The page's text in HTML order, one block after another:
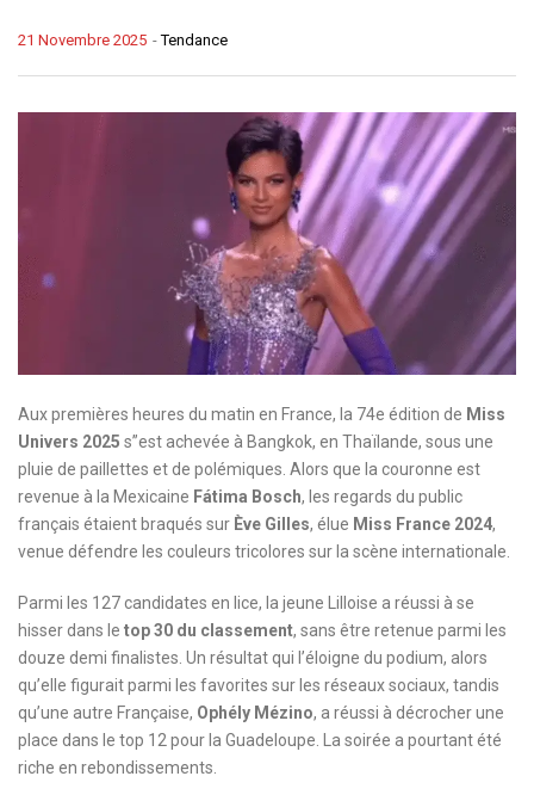
-Tendance
21 Novembre 2025
Aux premières heures du matin en France, la 74e édition de Miss
Univers 2025 s”est achevée à Bangkok, en Thaïlande, sous une
pluie de paillettes et de polémiques. Alors que la couronne est
revenue à la Mexicaine Fátima Bosch, les regards du public
français étaient braqués sur Ève Gilles, élue Miss France 2024,
venue défendre les couleurs tricolores sur la scène internationale.
Parmi les 127 candidates en lice, la jeune Lilloise a réussi à se
hisser dans le top 30 du classement, sans être retenue parmi les
douze demi finalistes. Un résultat qui l’éloigne du podium, alors
qu’elle figurait parmi les favorites sur les réseaux sociaux, tandis
qu’une autre Française, Ophély Mézino, a réussi à décrocher une
place dans le top 12 pour la Guadeloupe. La soirée a pourtant été
riche en rebondissements.